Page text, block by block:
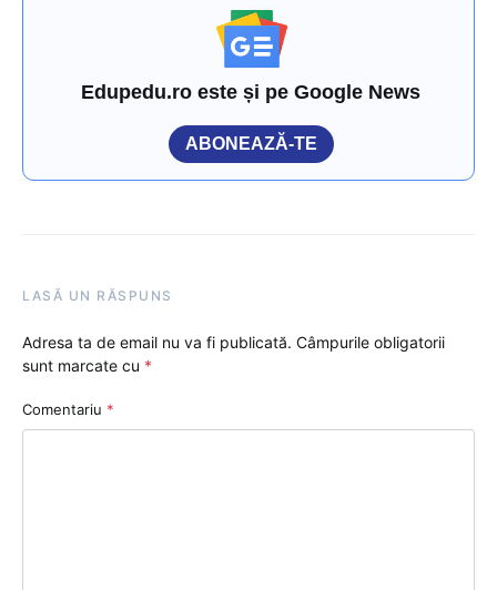
Edupedu.ro este și pe Google News
ABONEAZĂ-TE
LASĂ UN RĂSPUNS
Adresa ta de email nu va fi publicată. Câmpurile obligatorii
sunt marcate cu *
Comentariu *